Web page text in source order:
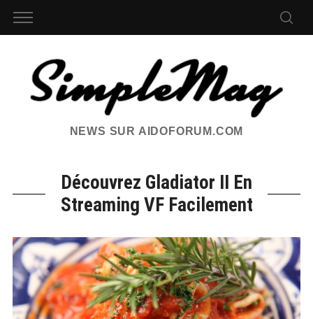
NEWS SUR AIDOFORUM.COM
Découvrez Gladiator II En
Streaming VF Facilement